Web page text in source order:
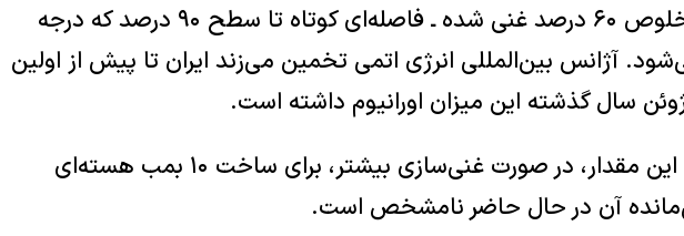
اورانیومی که تا سطح خلوص ۶۰ درصد غنی شده ـ فاصله‌ای کوتاه تا سطح ۹۰ درصد که درجه
آژانس بین‌المللی انرژی اتمی تخمین می‌زند ایران تا پیش از اولین
بر اساس معیار آژانس، این مقدار، در صورت غنی‌سازی بیشتر، برای ساخت ۱۰ بمب هسته‌ای
آن در حال حاضر نامشخص است.